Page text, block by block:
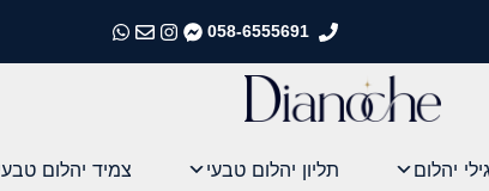
058-6555691
התקשרו אלינו
התקשרו אלינו
התקשרו אלינו
התקשרו אלינו
יהלום תליון יהלום טבעי צמיד יהלום